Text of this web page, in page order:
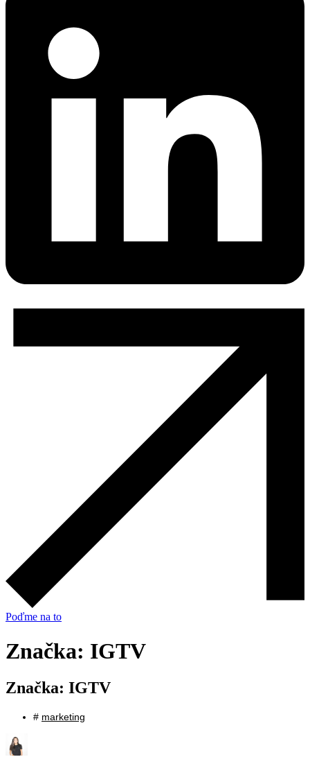
Poďme na to
Značka: IGTV
Značka: IGTV
# marketing